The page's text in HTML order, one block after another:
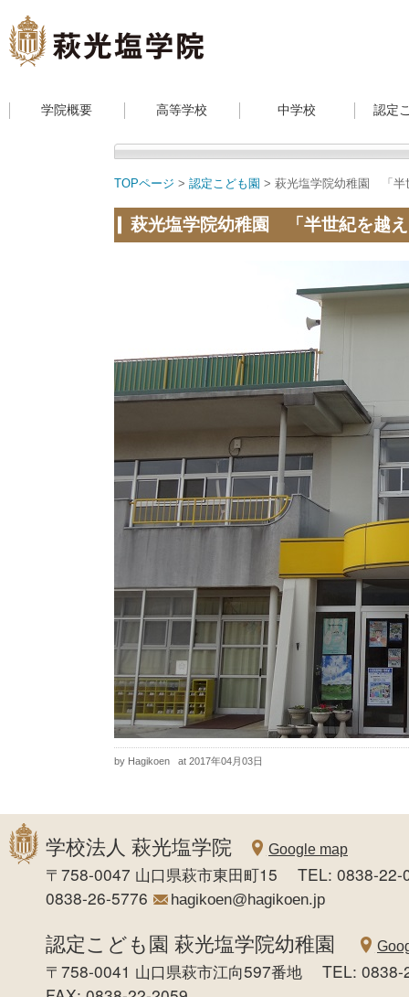
学院概要 高等学校 中学校 認定
TOPページ > 認定こども園 > 萩光塩学院幼稚園 「半
萩光塩学院幼稚園 「半世紀を越
by Hagikoen at 2017年04月03日
学校法人 萩光塩学院 Google map
〒758-0047 山口県萩市東田町15 TEL: 0838-
0838-26-5776
hagikoen@hagikoen.jp
認定こども園 萩光塩学院幼稚園
〒758-0041 山口県萩市江向597番地 TEL: